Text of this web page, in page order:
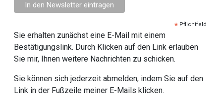
*Pflichtfeld
Sie erhalten zunächst eine E-Mail mit einem
Bestätigungslink. Durch Klicken auf den Link erlauben
Sie mir, Ihnen weitere Nachrichten zu schicken.
Sie können sich jederzeit abmelden, indem Sie auf den
Link in der Fußzeile meiner E-Mails klicken.